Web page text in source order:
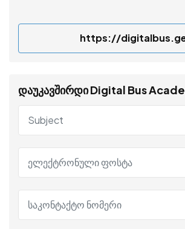
https://
დაუკავშირდი Digital Bus